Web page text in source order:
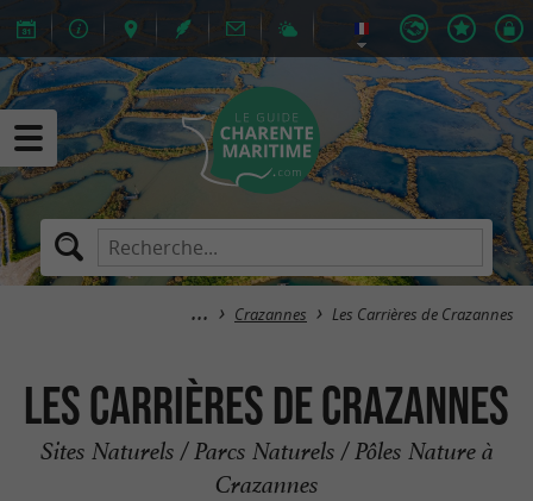
Crazannes Les Carrières de Crazannes
Les Carrières de Crazannes
Sites Naturels / Parcs Naturels / Pôles Nature à
Crazannes